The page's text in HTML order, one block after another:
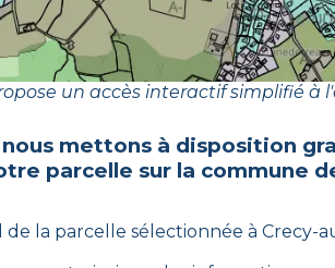
un accès interactif simplifié à
mettons à disposition
parcelle sur la commune
la parcelle sélectionnée à Crecy-